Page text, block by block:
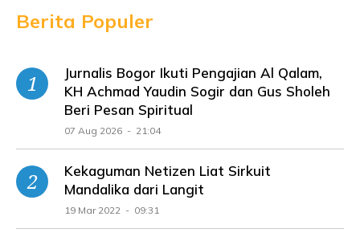
Berita Populer
Jurnalis Bogor Ikuti Pengajian Al Qalam,
KH Achmad Yaudin Sogir dan Gus Sholeh
Beri Pesan Spiritual
07 Aug 2026 - 21:04
Kekaguman Netizen Liat Sirkuit
Mandalika dari Langit
19 Mar 2022 - 09:31